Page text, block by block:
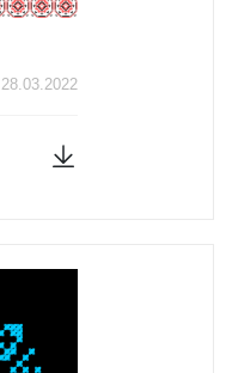
28.03.2022